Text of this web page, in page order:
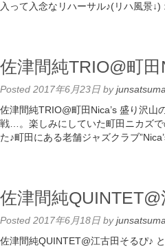
入って入念なリハーサル♪(リハ風景
佐津間純TRIO@町田
Posted 2017年6月23日 byjunsatsuma
佐津間純TRIO@町田Nica’s 盛り沢山
戦…。楽しみにしていた町田ニカズ
た♪町田にある老舗ジャズクラブ
佐津間純
Posted 2017年6月18日 byjunsatsuma
佐津間純QUINTET@江古田そるぴ♪